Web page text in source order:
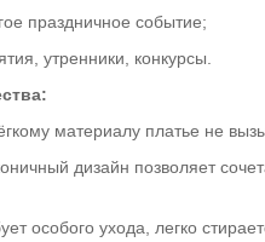
праздничное событие;
утренники, конкурсы.
материалу платье не
дизайн позволяет
особого ухода, легко